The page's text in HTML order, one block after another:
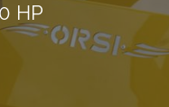
HP